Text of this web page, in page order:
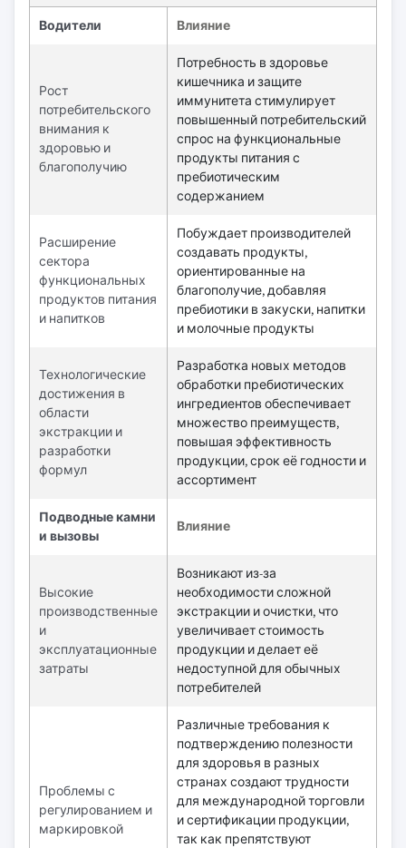
Водители Влияние
Рост
потребительского
внимания к
здоровью и
благополучию
Потребность в здоровье
кишечника и защите
иммунитета стимулирует
повышенный потребительский
спрос на функциональные
продукты питания с
пребиотическим
содержанием
Расширение
сектора
функциональных
продуктов питания
и напитков
Побуждает производителей
создавать продукты,
ориентированные на
благополучие, добавляя
пребиотики в закуски, напитки
и молочные продукты
Технологические
достижения в
области
экстракции и
разработки
формул
Разработка новых методов
обработки пребиотических
ингредиентов обеспечивает
множество преимуществ,
повышая эффективность
продукции, срок её годности и
ассортимент
Подводные камни
и вызовы
Влияние
Высокие
производственные
и
эксплуатационные
затраты
Возникают из-за
необходимости сложной
экстракции и очистки, что
увеличивает стоимость
продукции и делает её
недоступной для обычных
потребителей
Проблемы с
регулированием и
маркировкой
Различные требования к
подтверждению полезности
для здоровья в разных
странах создают трудности
для международной торговли
и сертификации продукции,
так как препятствуют